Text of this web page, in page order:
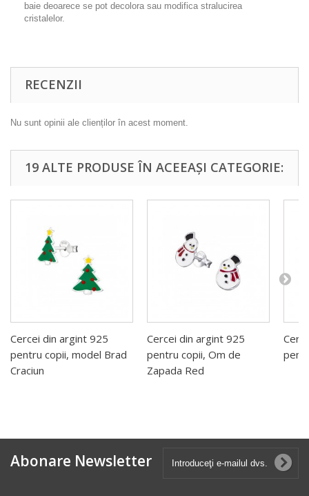
baie deoarece se pot decolora sau modifica stralucirea
cristalelor.
RECENZII
Nu sunt opinii ale clienților în acest moment.
19 ALTE PRODUSE ÎN ACEEAȘI CATEGORIE:
Cercei din argint 925
pentru copii, model Brad
Craciun
Cercei din argint 925
pentru copii, Om de
Zapada Red
Abonare Newsletter